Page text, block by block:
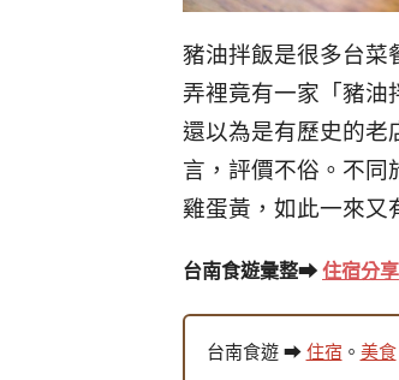
豬油拌飯是很多台菜
弄裡竟有一家「豬油
還以為是有歷史的老
言，評價不俗。不同
雞蛋黃，如此一來又
台南食遊彙整➡ 住宿分享
台南食遊 ➡ 住宿 。 美食